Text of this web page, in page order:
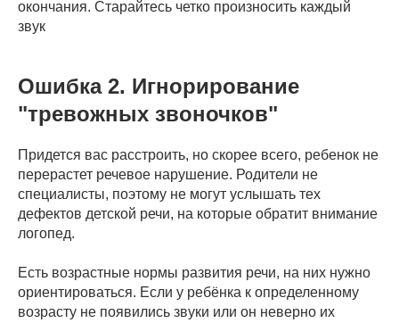
окончания. Старайтесь четко произносить каждый
звук
Ошибка 2. Игнорирование
"тревожных звоночков"
Придется вас расстроить, но скорее всего, ребенок не
перерастет речевое нарушение. Родители не
специалисты, поэтому не могут услышать тех
дефектов детской речи, на которые обратит внимание
логопед.
Есть возрастные нормы развития речи, на них нужно
ориентироваться. Если у ребёнка к определенному
возрасту не появились звуки или он неверно их